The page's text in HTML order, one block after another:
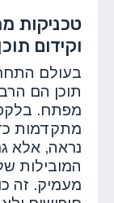
טכניקות
וקידום
בעולם
תוכן הם
מפתח.
מתקדמות
נראה, אלא
המובילות
מעמיק. זה